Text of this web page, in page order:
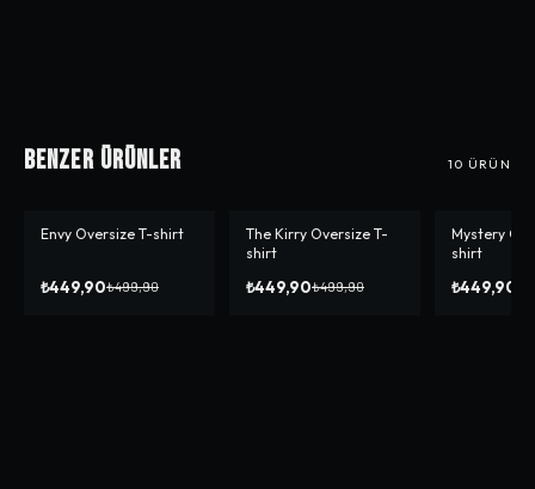
Benzer Ürünler 10 ÜRÜN
-%10
Envy Oversize T-shirt
₺449,90₺499,90
-%10
The Kirry Oversize T-
shirt
₺449,90₺499,90
-%10
Mystery
shirt
₺449,90